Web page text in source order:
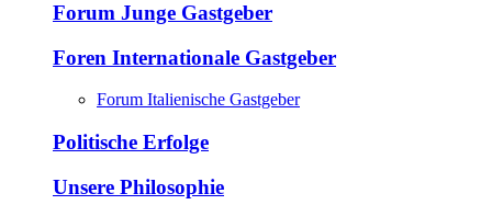
Forum Junge Gastgeber
Foren Internationale Gastgeber
Forum Italienische Gastgeber
Politische Erfolge
Unsere Philosophie